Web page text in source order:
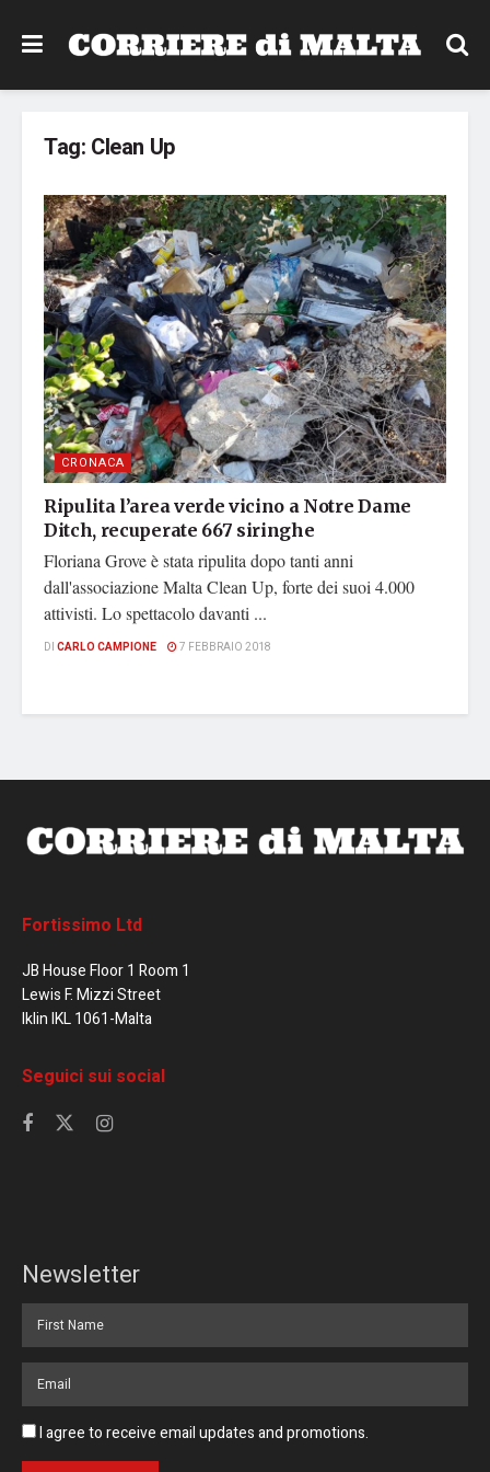
Tag: Clean Up
CRONACA
Ripulita l’area verde vicino a Notre Dame
Ditch, recuperate 667 siringhe
Floriana Grove è stata ripulita dopo tanti anni
dall'associazione Malta Clean Up, forte dei suoi 4.000
attivisti. Lo spettacolo davanti ...
DI CARLO CAMPIONE 7 FEBBRAIO 2018
Fortissimo Ltd
JB House Floor 1 Room 1
Lewis F. Mizzi Street
Iklin IKL 1061-Malta
Seguici sui social
Newsletter
I agree to receive email updates and promotions.